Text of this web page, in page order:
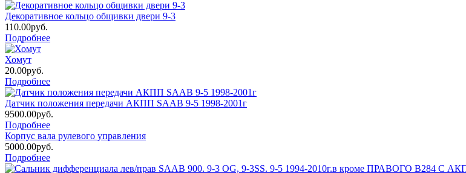
Декоративное кольцо общивки двери 9-3
110.00руб.
Подробнее
Хомут
20.00руб.
Подробнее
Датчик положения передачи АКПП SAAB 9-5 1998-2001г
9500.00руб.
Подробнее
Корпус вала рулевого управления
5000.00руб.
Подробнее